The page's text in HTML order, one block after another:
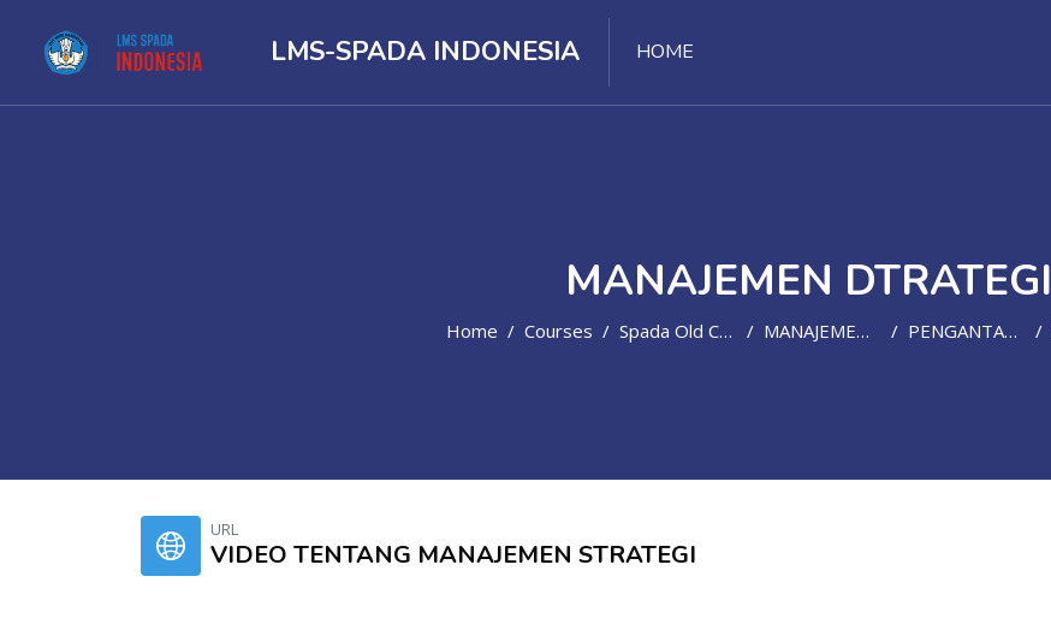
LMS-SPADA INDONESIA HOME
MANAJEMEN DTRATEGI
Home Courses Spada Old Course MANAJEMEN DTRATEGI-1544891888 PENGANTAR EKONOMI STRATEGI
URL
VIDEO TENTANG MANAJEMEN STRATEGI